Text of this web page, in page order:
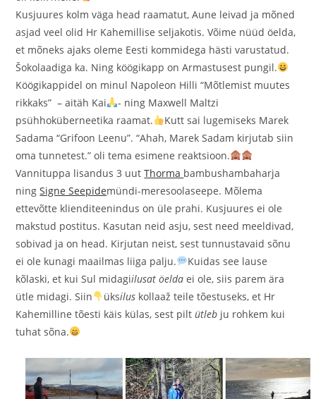
Kusjuures kolm väga head raamatut, Aune leivad ja mõned
asjad veel olid Hr Kahemillise seljakotis. Võime nüüd öelda,
et mõneks ajaks oleme Eesti kommidega hästi varustatud.
Šokolaadiga ka. Ning köögikapp on Armastusest pungil.
Köögikappidel on minul Napoleon Hilli “Mõtlemist muutes
rikkaks” – aitäh Kai
- ning Maxwell Maltzi
psühhoküberneetika raamat.
Kutt sai lugemiseks Marek
Sadama “Grifoon Leenu”. “Ahah, Marek Sadam kirjutab siin
oma tunnetest.” oli tema esimene reaktsioon.
Vannituppa lisandus 3 uutThorma bambushambaharja
ningSigne Seepidemündi-meresoolaseepe. Mõlema
ettevõtte klienditeenindus on üle prahi. Kusjuures ei ole
makstud postitus. Kasutan neid asju, sest need meeldivad,
sobivad ja on head. Kirjutan neist, sest tunnustavaid sõnu
ei ole kunagi maailmas liiga palju.
Kuidas see lause
kõlaski, et kui Sul midagiilusat öeldaei ole, siis parem ära
ütle midagi. Siin
üksilus kollaaž teile tõestuseks, et Hr
Kahemilline tõesti käis külas, sest piltütleb ju rohkem kui
tuhat sõna.